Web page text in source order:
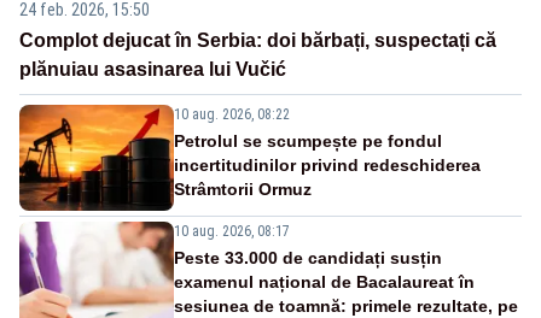
24 feb. 2026, 15:50
Complot dejucat în Serbia: doi bărbați, suspectați că
plănuiau asasinarea lui Vučić
10 aug. 2026, 08:22
Petrolul se scumpește pe fondul
incertitudinilor privind redeschiderea
Strâmtorii Ormuz
10 aug. 2026, 08:17
Peste 33.000 de candidați susțin
examenul național de Bacalaureat în
sesiunea de toamnă: primele rezultate, pe